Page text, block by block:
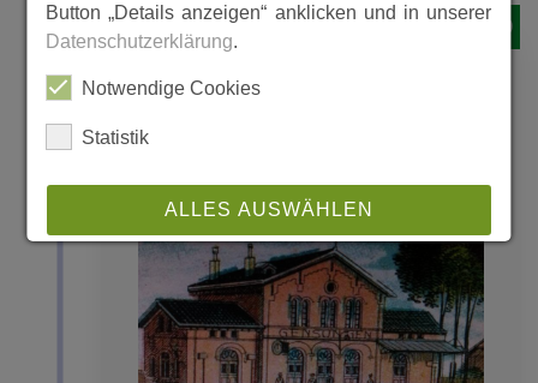
1849
Button „Details anzeigen“ anklicken und in unserer
Datenschutzerklärung.
Notwendige Cookies
Statistik
ALLES AUSWÄHLEN
ABLEHNEN
SPEICHERN